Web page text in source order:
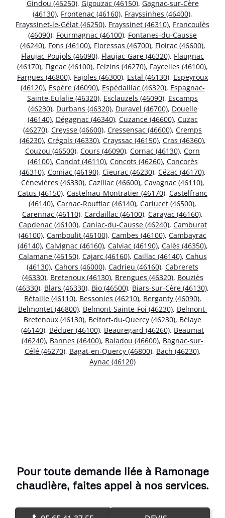
Gindou (46250), Gigouzac (46150), Gagnac-sur-Cère
(46130), Frontenac (46160), Frayssinhes (46400),
Frayssinet-le-Gélat (46250), Frayssinet (46310), Francoulès
(46090), Fourmagnac (46100), Fontanes-du-Causse
(46240), Fons (46100), Floressas (46700), Floirac (46600),
Flaujac-Poujols (46090), Flaujac-Gare (46320), Flaugnac
(46170), Figeac (46100), Felzins (46270), Faycelles (46100),
Fargues (46800), Fajoles (46300), Estal (46130), Espeyroux
(46120), Espère (46090), Espédaillac (46320), Espagnac-
Sainte-Eulalie (46320), Esclauzels (46090), Escamps
(46230), Durbans (46320), Duravel (46700), Douelle
(46140), Dégagnac (46340), Cuzance (46600), Cuzac
(46270), Creysse (46600), Cressensac (46600), Cremps
(46230), Crégols (46330), Crayssac (46150), Cras (46360),
Couzou (46500), Cours (46090), Cornac (46130), Corn
(46100), Condat (46110), Concots (46260), Concorès
(46310), Comiac (46190), Cieurac (46230), Cézac (46170),
Cénevières (46330), Cazillac (46600), Cavagnac (46110),
Catus (46150), Castelnau-Montratier (46170), Castelfranc
(46140), Carnac-Rouffiac (46140), Carlucet (46500),
Carennac (46110), Cardaillac (46100), Carayac (46160),
Capdenac (46100), Caniac-du-Causse (46240), Camburat
(46100), Camboulit (46100), Cambes (46100), Cambayrac
(46140), Calvignac (46160), Calviac (46190), Calès (46350),
Calamane (46150), Cajarc (46160), Caillac (46140), Cahus
(46130), Cahors (46000), Cadrieu (46160), Cabrerets
(46330), Bretenoux (46130), Brengues (46320), Bouziès
(46330), Blars (46330), Bio (46500), Biars-sur-Cère (46130),
Bétaille (46110), Bessonies (46210), Berganty (46090),
Belmontet (46800), Belmont-Sainte-Foi (46230), Belmont-
Bretenoux (46130), Belfort-du-Quercy (46230), Bélaye
(46140), Béduer (46100), Beauregard (46260), Beaumat
(46240), Bannes (46400), Baladou (46600), Bagnac-sur-
Célé (46270), Bagat-en-Quercy (46800), Bach (46230),
Aynac (46120)
Pour toute demande liée à Ramonage
chaudière, faites appel à nos services.